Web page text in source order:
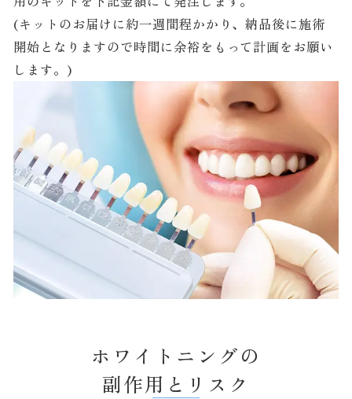
(キットのお届けに約一週間程かかり、納品後に施術
開始となりますので時間に余裕をもって計画をお願い
します。)
ホワイトニングの
副作用とリスク